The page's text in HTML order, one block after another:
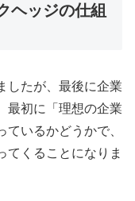
ヘッジの仕組
したが、最後に企業
最初に「理想の企業
いるかどうかで、
てくることになりま